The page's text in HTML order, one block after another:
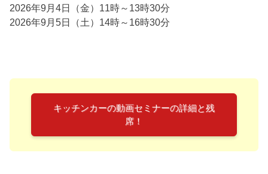
2026年9月4日（金）11時～13時30分
2026年9月5日（土）14時～16時30分
キッチンカーの動画セミナーの詳細と残
席！